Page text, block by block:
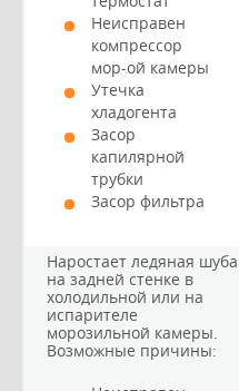
Неисправен
компрессор
мор-ой камеры
Утечка
хладогента
Засор
капилярной
трубки
Засор фильтра
Наростает ледяная шуба
на задней стенке в
холодильной или на
испарителе
морозильной камеры.
Возможные причины: